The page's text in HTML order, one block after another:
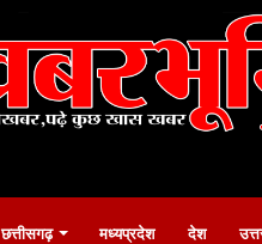
छत्तीसगढ़ मध्यप्रदेश देश